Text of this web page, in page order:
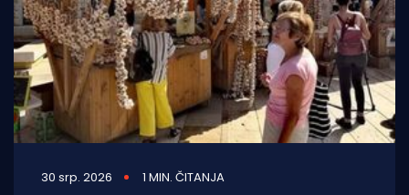
30 srp. 2026 1 MIN. ČITANJA